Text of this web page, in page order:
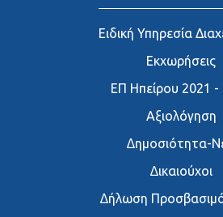
Ειδική Υπηρεσία
Εκχωρήσεις
ΕΠ Ηπείρου 2021 -
Αξιολόγηση
∆ημοσιότητα-
∆ικαιούχοι
∆ήλωση